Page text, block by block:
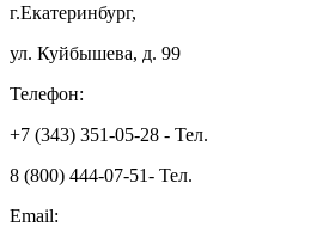
г.Екатеринбург,
ул. Куйбышева, д. 99
Телефон:
+7 (343) 351-05-28 - Тел.
8 (800) 444-07-51- Тел.
Email: